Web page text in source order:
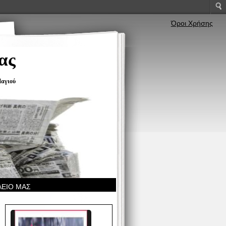
ΜΑΣ
Όροι Χρήσης